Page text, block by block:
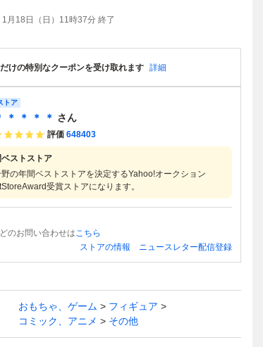
1月18日（日）11時37分 終了
けの特別なクーポンを受け取れます 詳細
トア
＊ ＊ ＊ ＊ さん
評価 648403
ストストア
の年間ベストストアを決定するYahoo!オークション
受賞ストアになります。
のお問い合わせはこちら
ストアの情報
ニュースレター配信登録
おもちゃ、ゲーム
フィギュア
コミック、アニメ
その他